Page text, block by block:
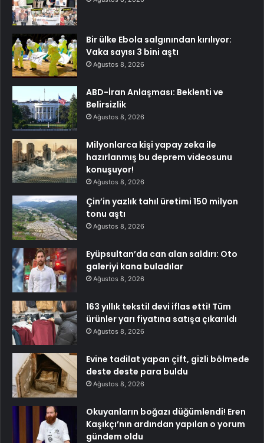
Bir ülke Ebola salgınından kırılıyor:
Vaka sayısı 3 bini aştı
Ağustos 8, 2026
ABD-İran Anlaşması: Beklenti ve
Belirsizlik
Ağustos 8, 2026
Milyonlarca kişi yapay zeka ile
hazırlanmış bu deprem videosunu
konuşuyor!
Ağustos 8, 2026
Çin’in yazlık tahıl üretimi 150 milyon
tonu aştı
Ağustos 8, 2026
Eyüpsultan’da can alan saldırı: Oto
galeriyi kana buladılar
Ağustos 8, 2026
163 yıllık tekstil devi iflas etti! Tüm
ürünler yarı fiyatına satışa çıkarıldı
Ağustos 8, 2026
Evine tadilat yapan çift, gizli bölmede
deste deste para buldu
Ağustos 8, 2026
Okuyanların boğazı düğümlendi! Eren
Kaşıkçı’nın ardından yapılan o yorum
gündem oldu